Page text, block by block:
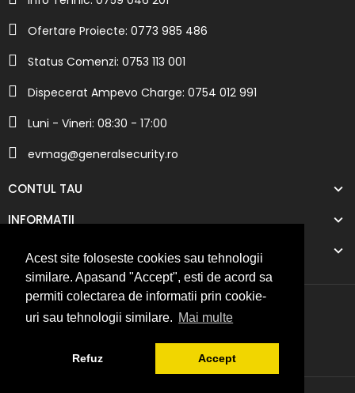
Acest site foloseste cookies sau tehnologii
similare. Apasand "Accept", esti de acord sa
permiti colectarea de informatii prin cookie-
uri sau tehnologii similare. Mai multe
Refuz Accept
Ofertare Proiecte: 0773 985 486
Status Comenzi: 0753 113 001
Dispecerat Ampevo Charge: 0754 012 991
Luni - Vineri: 08:30 - 17:00
evmag@generalsecurity.ro
CONTUL TAU
INFORMATII
COMPANIA NOASTRA